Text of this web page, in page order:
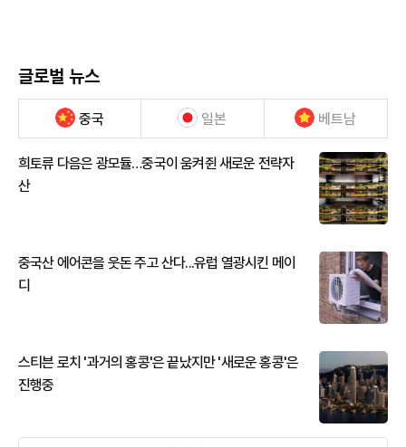
글로벌 뉴스
중국 일본 베트남
희토류 다음은 광모듈…중국이 움켜쥔 새로운 전략자
산
중국산 에어콘을 웃돈 주고 산다...유럽 열광시킨 메이
디
스티븐 로치 '과거의 홍콩'은 끝났지만 '새로운 홍콩'은
진행중